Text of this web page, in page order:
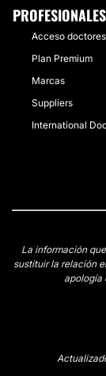
PROFESIONALES
Acceso doctores
Plan Premium
Marcas
Suppliers
International
La información
sustituir la relación
apología